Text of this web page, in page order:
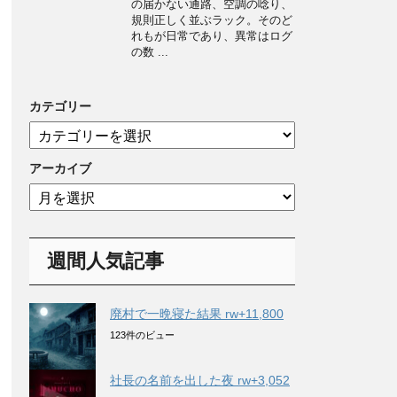
の届かない通路、空調の唸り、
規則正しく並ぶラック。そのど
れもが日常であり、異常はログ
の数 ...
カテゴリー
テ
ゴ
リ
ー
アーカイブ
ア
ー
週間人気記事
廃村で一晩寝た結果 rw+11,800
123件のビュー
社長の名前を出した夜 rw+3,052